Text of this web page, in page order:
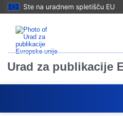
Ste na uradnem spletišču EU
Urad za publikacije